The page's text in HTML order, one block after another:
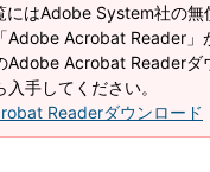
にはAdobe System社の無
Adobe Acrobat Reader」
Adobe Acrobat Readerダ
手してください。
Readerダウンロード